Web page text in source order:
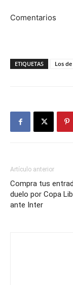
Comentarios
ETIQUETAS Los
Artículo anterior
Compra tus
duelo por Copa
ante Inter